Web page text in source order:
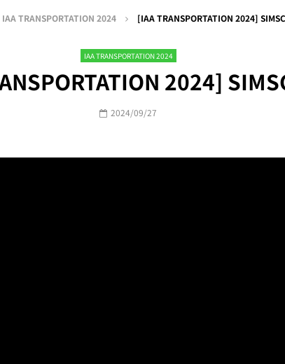
IAA TRANSPORTATION 2024 [IAA TRANSPORTATION 2024]
IAA TRANSPORTATION 2024
2024]
2024/09/27